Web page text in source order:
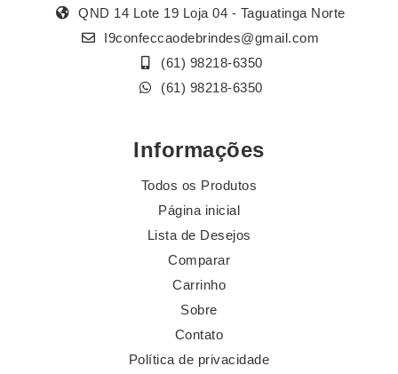
QND 14 Lote 19 Loja 04 - Taguatinga Norte
I9confeccaodebrindes@gmail.com
(61) 98218-6350
(61) 98218-6350
Informações
Todos os Produtos
Página inicial
Lista de Desejos
Comparar
Carrinho
Sobre
Contato
Política de privacidade